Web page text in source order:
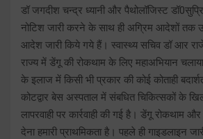
डॉ जगदीश चन्द्र ध्यानी और पैथोलॉजिस्ट
नोटिश जारी करने के साथ ही अग्रिम आदेशों तक
आदेश जारी किये गये हैं। स्वास्थ्य सचिव डॉ आर
राज्य में डेंगू की रोकथाम के लिए महाअभियान
के इलाज में किसी भी प्रकार की कोई कोताही
कोटद्वार बेस अस्पताल में संबधित चिकित्सकों के
लापरवाही पर कार्रवाही की गई है। डेंगू रोकथाम
देना हमारी प्राथमिकता है। पहले ही गाइडलाइन